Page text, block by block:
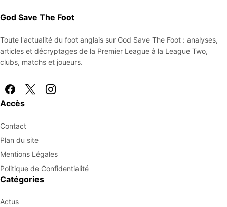
God Save The Foot
Toute l'actualité du foot anglais sur God Save The Foot : analyses,
articles et décryptages de la Premier League à la League Two,
clubs, matchs et joueurs.
Accès
Contact
Plan du site
Mentions Légales
Politique de Confidentialité
Catégories
Actus